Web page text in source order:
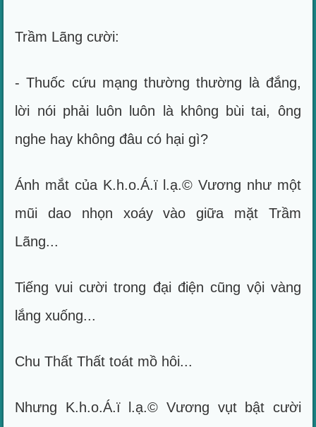
Trầm Lãng cười:
- Thuốc cứu mạng thường thường là đắng,
lời nói phải luôn luôn là không bùi tai, ông
nghe hay không đâu có hại gì?
Ánh mắt của K.h.o.Á.ï l.ạ.© Vương như một
mũi dao nhọn xoáy vào giữa mặt Trầm
Lãng...
Tiếng vui cười trong đại điện cũng vội vàng
lắng xuống...
Chu Thất Thất toát mồ hôi...
Nhưng K.h.o.Á.ï l.ạ.© Vương vụt bật cười